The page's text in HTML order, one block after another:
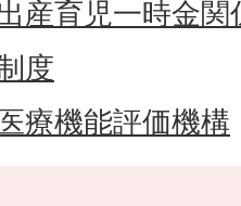
産育児一時金関
度
療機能評価機構